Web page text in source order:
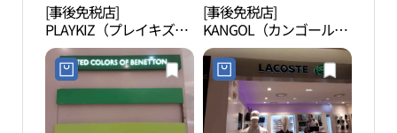
[事後免税店]
PLAYKIZ（プレイキズ）
プロ・AKプラザウォン
ジュ（原州）店(플레이
키즈프로 AK플라자 원주
점)
[事後免税店]
KANGOL（カンゴール）
キッズ・AKプラザウォ
ンジュ（原州）店(캉골
키즈 AK플라자 원주점)